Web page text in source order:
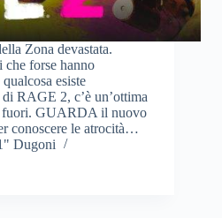
Zona devastata.
forse hanno
esiste
RAGE 2, c’è un’ottima
fuori. GUARDA il nuovo
conoscere le atrocità…
Dugoni